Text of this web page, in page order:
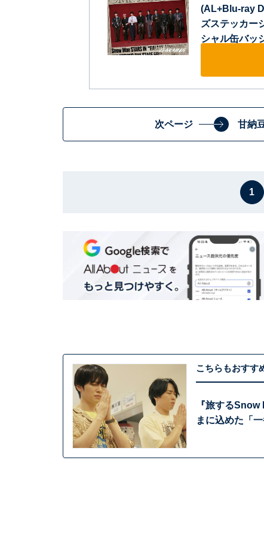
(AL+Blu-ray
ズステッカー
シャル缶バッ
次ページ 甘納
1
こちらもおすす
『旅する
まに込めた「